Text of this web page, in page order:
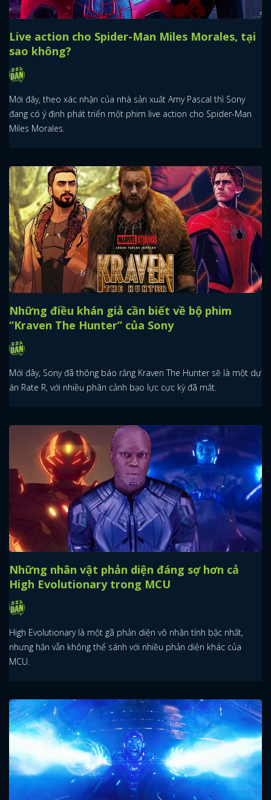
Live action cho Spider-Man Miles Morales, tại
sao không?
Mới đây, theo xác nhận của nhà sản xuất Amy Pascal thì Sony
đang có ý định phát triển một phim live action cho Spider-Man
Miles Morales.
Những điều khán giả cần biết về bộ phim
“Kraven The Hunter” của Sony
Mới đây, Sony đã thông báo rằng Kraven The Hunter sẽ là một dự
án Rate R, với nhiều phân cảnh bạo lực cực kỳ đã mắt.
Những nhân vật phản diện đáng sợ hơn cả
High Evolutionary trong MCU
High Evolutionary là một gã phản diện vô nhân tính bậc nhất,
nhưng hắn vẫn không thể sánh với nhiều phản diện khác của
MCU.